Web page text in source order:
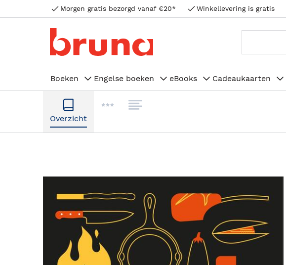
Morgen gratis bezorgd vanaf €20* Winkellevering is gratis
Boeken Engelse boeken eBooks Cadeaukaarten
Overzicht